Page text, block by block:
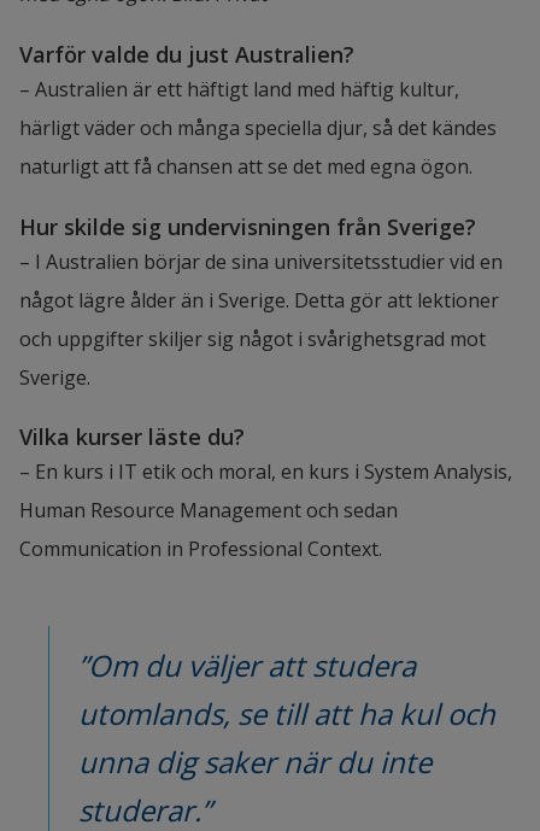
Varför valde du just Australien?
– Australien är ett häftigt land med häftig kultur,
härligt väder och många speciella djur, så det kändes
naturligt att få chansen att se det med egna ögon.
Hur skilde sig undervisningen från Sverige?
– I Australien börjar de sina universitetsstudier vid en
något lägre ålder än i Sverige. Detta gör att lektioner
och uppgifter skiljer sig något i svårighetsgrad mot
Sverige.
Vilka kurser läste du?
– En kurs i IT etik och moral, en kurs i System Analysis,
Human Resource Management och sedan
Communication in Professional Context.
”Om du väljer att studera
utomlands, se till att ha kul och
unna dig saker när du inte
studerar.”